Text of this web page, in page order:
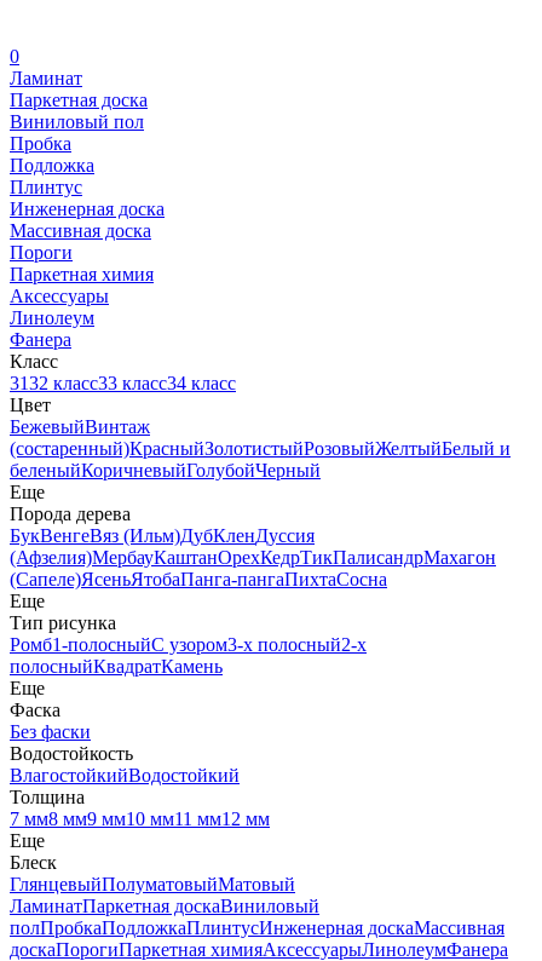
0
Ламинат
Паркетная доска
Виниловый пол
Пробка
Подложка
Плинтус
Инженерная доска
Массивная доска
Пороги
Паркетная химия
Аксессуары
Линолеум
Фанера
Класс
3132 класс33 класс34 класс
Цвет
БежевыйВинтаж
(состаренный)КрасныйЗолотистыйРозовыйЖелтыйБелый и
беленыйКоричневыйГолубойЧерный
Еще
Порода дерева
БукВенгеВяз (Ильм)ДубКленДуссия
(Афзелия)МербауКаштанОрехКедрТикПалисандрМахагон
(Сапеле)ЯсеньЯтобаПанга-пангаПихтаСосна
Еще
Тип рисунка
Ромб1-полосныйС узором3-х полосный2-х
полосныйКвадратКамень
Еще
Фаска
Без фаски
Водостойкость
ВлагостойкийВодостойкий
Толщина
7 мм8 мм9 мм10 мм11 мм12 мм
Еще
Блеск
ГлянцевыйПолуматовыйМатовый
ЛаминатПаркетная доскаВиниловый
полПробкаПодложкаПлинтусИнженерная доскаМассивная
доскаПорогиПаркетная химияАксессуарыЛинолеумФанера